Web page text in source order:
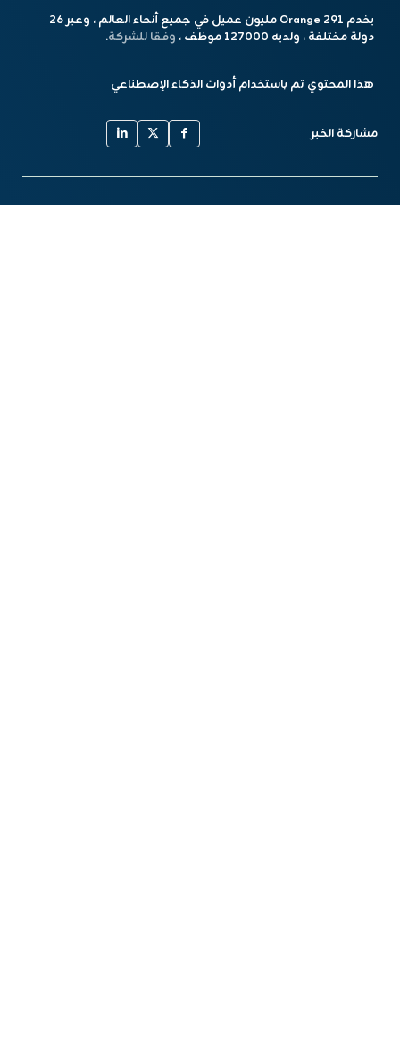
يخدم Orange 291 مليون عميل في جميع أنحاء العالم ، وعبر 26
دولة مختلفة ، ولديه 127000 موظف ،
وفقا للشركة.
هذا المحتوي تم باستخدام أدوات الذكاء الإصطناعي
مشاركة الخبر